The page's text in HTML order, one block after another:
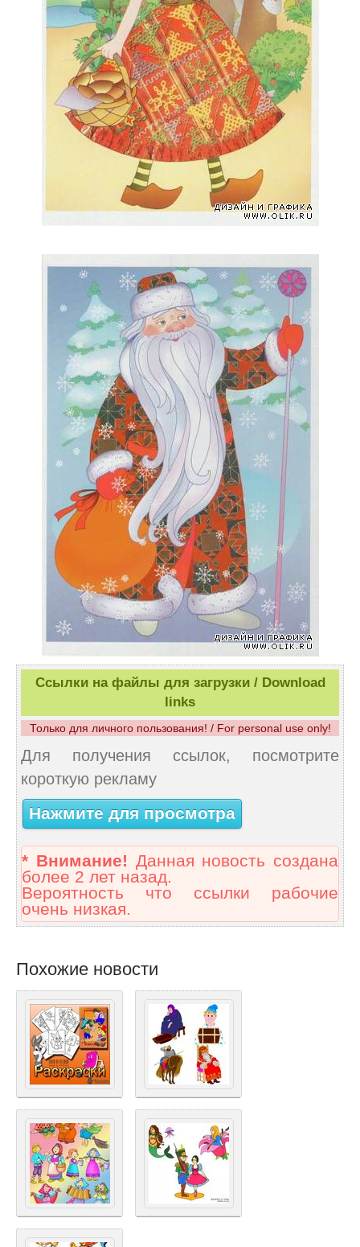
Ссылки на файлы для загрузки / Download
links
Только для личного пользования! / For personal use only!
Для получения ссылок, посмотрите
короткую рекламу
Нажмите для просмотра
* Внимание! Данная новость создана
более 2 лет назад.
Вероятность что ссылки рабочие
очень низкая.
Похожие новости